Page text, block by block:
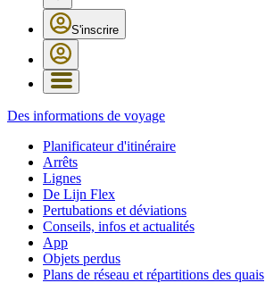
S'inscrire
Des informations de voyage
Planificateur d'itinéraire
Arrêts
Lignes
De Lijn Flex
Pertubations et déviations
Conseils, infos et actualités
App
Objets perdus
Plans de réseau et répartitions des quais